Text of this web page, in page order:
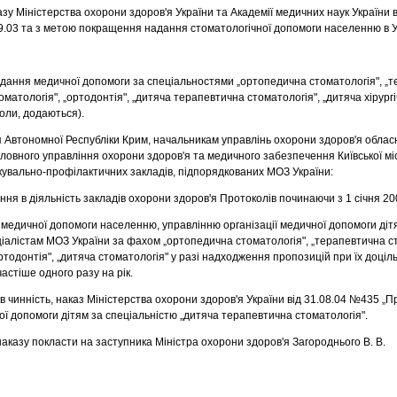
Міністерства охорони здоров'я України та Академії медичних наук України
та з метою покращення надання стоматологічної допомоги населенню в
медичної допомоги за спеціальностями „ортопедична стоматологія",
„ортодонтія", „дитяча терапевтична стоматологія", „дитяча
додаються).
Автономної Республіки Крим, начальникам управлінь охорони здоров'я
управління охорони здоров'я та медичного забезпечення Київської
профілактичних закладів, підпорядкованих МОЗ України:
в діяльність закладів охорони здоров'я Протоколів починаючи з 1 січня
допомоги населенню, управлінню організації медичної допомоги
МОЗ України за фахом „ортопедична стоматологія", „терапевтична
„дитяча стоматологія" у разі надходження пропозицій при їх
одного разу на рік.
наказ Міністерства охорони здоров'я України від 31.08.04 №435
допомоги дітям за спеціальністю „дитяча терапевтична стоматологія".
покласти на заступника Міністра охорони здоров'я Загороднього В. В.